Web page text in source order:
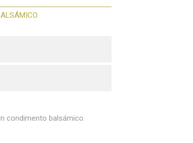
condimento balsámico.